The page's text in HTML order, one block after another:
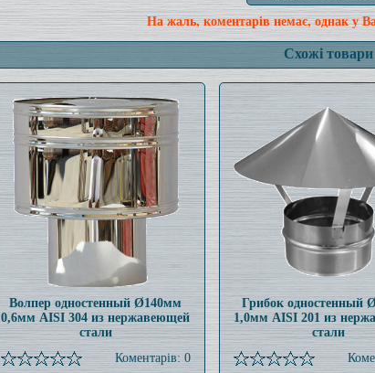
На жаль, коментарів немає, однак у
Схожі товари
Волпер одностенный Ø140мм
0,6мм AISI 304 из нержавеющей
стали
Коментарів: 0
Грибок одностенный
1,0мм AISI 201 из
стали